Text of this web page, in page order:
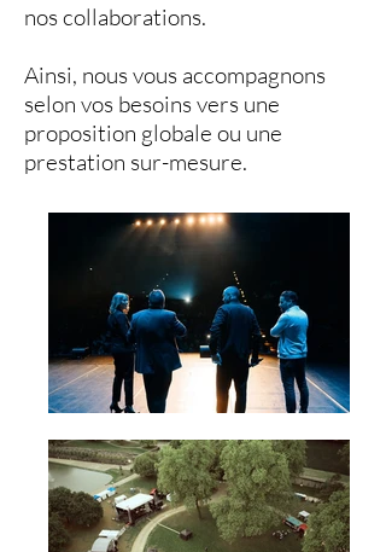
nos collaborations.
Ainsi, nous vous accompagnons
selon vos besoins vers une
proposition globale ou une
prestation sur-mesure.